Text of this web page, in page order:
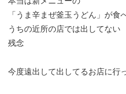
「うま辛まぜ釜玉うどん」が食
うちの近所の店では出してない
残念
今度遠出して出してるお店に行